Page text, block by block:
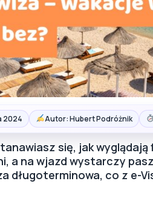
2024 Autor: Hubert Podróżnik
się, jak
a na wjazd wystarczy
długoterminowa, co z e-